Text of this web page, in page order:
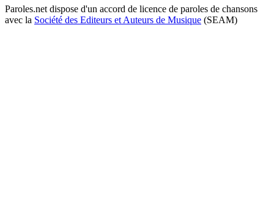
Paroles.net dispose d'un accord de licence de paroles de chansons
avec la Société des Editeurs et Auteurs de Musique (SEAM)